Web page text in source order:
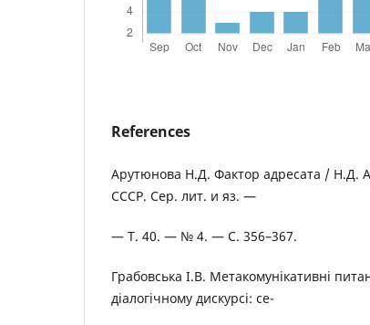
References
Арутюнова Н.Д. Фактор адресата / Н.Д.
СССР. Сер. лит. и яз. —
— Т. 40. — № 4. — С. 356–367.
Грабовська І.В. Метакомунікативні
діалогічному дискурсі: се-